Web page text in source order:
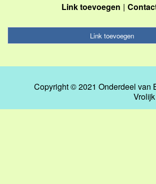
Link toevoegen
Link toevoegen
Copyright © 2021 Onderdeel van